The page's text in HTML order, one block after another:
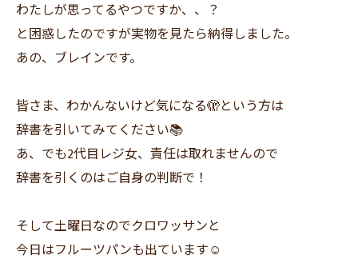
わたしが思ってるやつですか、、？
と困惑したのですが実物を見たら納得しました。
あの、ブレインです。
皆さま、わかんないけど気になる🫣という方は
辞書を引いてみてください📚
あ、でも2代目レジ女、責任は取れませんので
辞書を引くのはご自身の判断で！
そして土曜日なのでクロワッサンと
今日はフルーツパンも出ています☺️